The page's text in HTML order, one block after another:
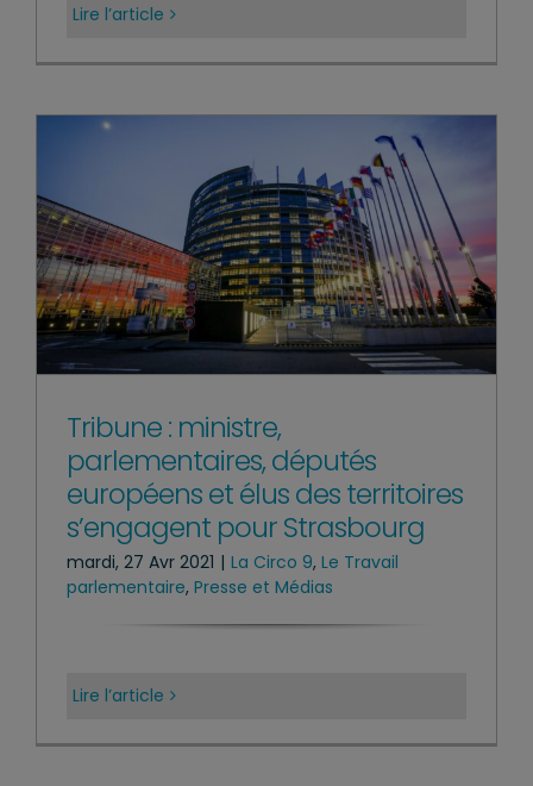
Lire l’article
Tribune : ministre,
parlementaires, députés
européens et élus des territoires
s’engagent pour Strasbourg
mardi, 27 Avr 2021 | La Circo 9, Le Travail
parlementaire, Presse et Médias
Lire l’article